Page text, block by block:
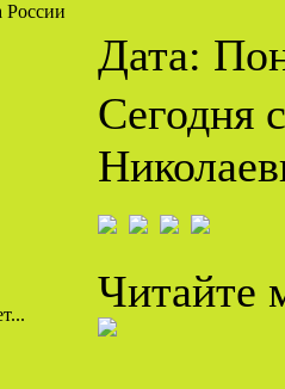
России
Дата:
Сегодня
Читайте